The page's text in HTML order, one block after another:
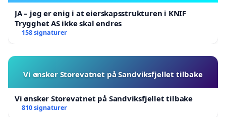
JA – jeg er enig i at eierskapsstrukturen i KNIF
Trygghet AS ikke skal endres
158 signaturer
Vi ønsker Storevatnet på Sandviksfjellet tilbake
Vi ønsker Storevatnet på Sandviksfjellet tilbake
810 signaturer